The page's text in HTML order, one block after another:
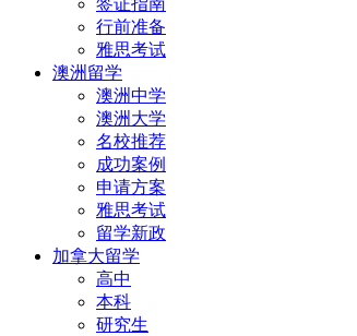
行前准备
雅思考试
澳洲留学
澳洲中学
澳洲大学
名校推荐
成功案例
申请方案
雅思考试
留学新政
加拿大留学
高中
本科
研究生